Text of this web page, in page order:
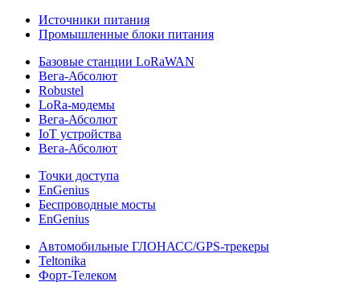
Источники питания
Промышленные блоки питания
Базовые станции LoRaWAN
Вега-Абсолют
Robustel
LoRa-модемы
Вега-Абсолют
IoT устройства
Вега-Абсолют
Точки доступа
EnGenius
Беспроводные мосты
EnGenius
Автомобильные ГЛОНАСС/GPS-трекеры
Teltonika
Форт-Телеком